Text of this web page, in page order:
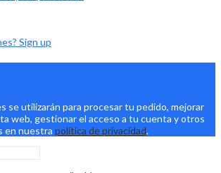
Sign up
se utilizarán para procesar tu pedido, mejorar
web, gestionar el acceso a tu cuenta y otros
en nuestra política de privacidad.